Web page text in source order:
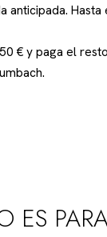
anticipada.
€ y paga el
ES